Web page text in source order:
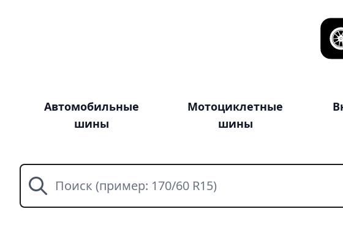
Автомобильные
шины
Мотоциклетные
шины
Поиск